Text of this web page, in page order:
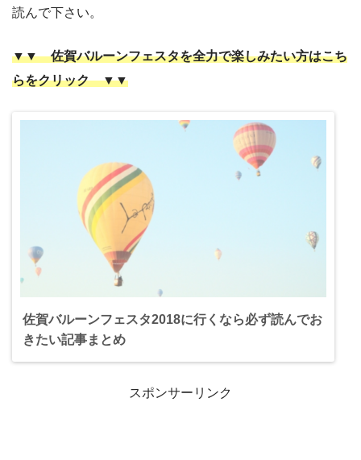
読んで下さい。
▼▼ 佐賀バルーンフェスタを全力で楽しみたい方はこち
らをクリック ▼▼
佐賀バルーンフェスタ2018に行くなら必ず読んでお
きたい記事まとめ
スポンサーリンク